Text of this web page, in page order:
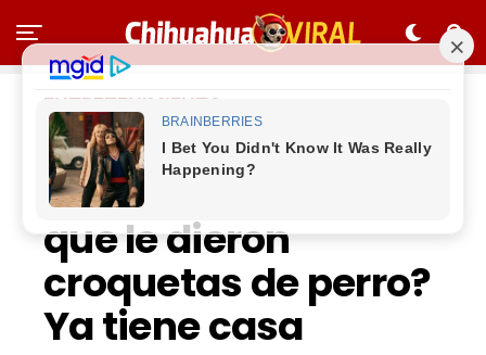
ENTRETENIMIENTO
¿Recuerdan a Don
José, el hombre al
que le dieron
croquetas de perro?
Ya tiene casa